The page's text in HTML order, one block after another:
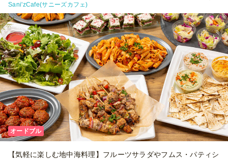
Sani'zCafe(サニーズカフェ)
オードブル
【気軽に楽しむ地中海料理】フルーツサラダやフムス・パティシ